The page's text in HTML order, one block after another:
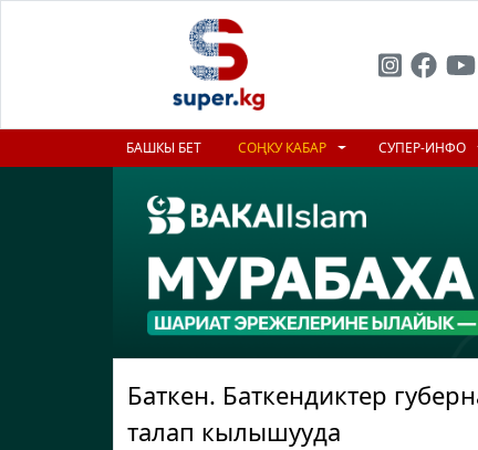
БАШКЫ БЕТ СОҢКУ КАБАР СУПЕР-ИНФО
Баткен. Баткендиктер
талап кылышууда